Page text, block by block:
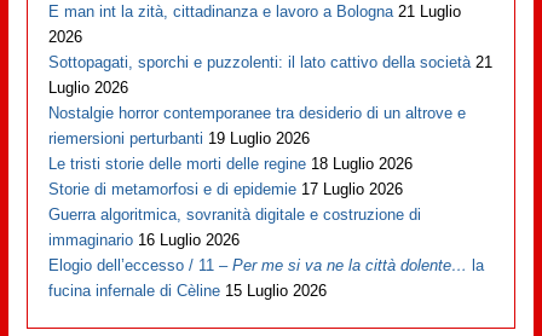
E man int la zità, cittadinanza e lavoro a Bologna 21 Luglio
2026
Sottopagati, sporchi e puzzolenti: il lato cattivo della società 21
Luglio 2026
Nostalgie horror contemporanee tra desiderio di un altrove e
riemersioni perturbanti 19 Luglio 2026
Le tristi storie delle morti delle regine 18 Luglio 2026
Storie di metamorfosi e di epidemie 17 Luglio 2026
Guerra algoritmica, sovranità digitale e costruzione di
immaginario 16 Luglio 2026
Elogio dell’eccesso / 11 –Per me si va ne la città dolente… la
fucina infernale di Cèline 15 Luglio 2026